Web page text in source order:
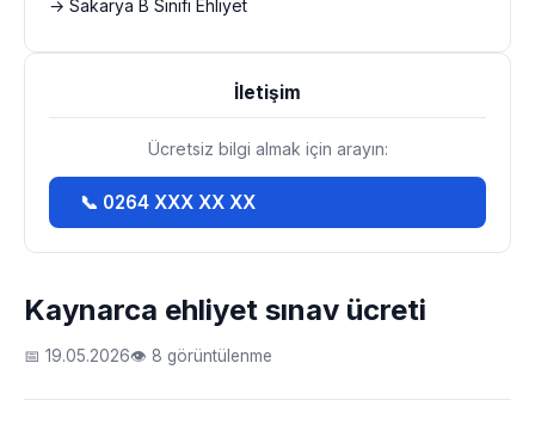
Kaynarca ehliyet sınav ücreti
📅 19.05.2026👁 8 görüntülenme
→ Sakarya B Sınıfı Ehliyet
İletişim
Ücretsiz bilgi almak için arayın:
📞 0264 XXX XX XX